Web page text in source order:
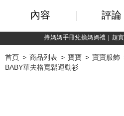
綁定LINE好友，500
首頁 商品列表 寶寶 寶寶服飾
BABY華夫格寬鬆運動衫
內容 評論